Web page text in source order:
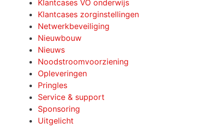
Klantcases VO onderwijs
Klantcases zorginstellingen
Netwerkbeveiliging
Nieuwbouw
Nieuws
Noodstroomvoorziening
Opleveringen
Pringles
Service & support
Sponsoring
Uitgelicht